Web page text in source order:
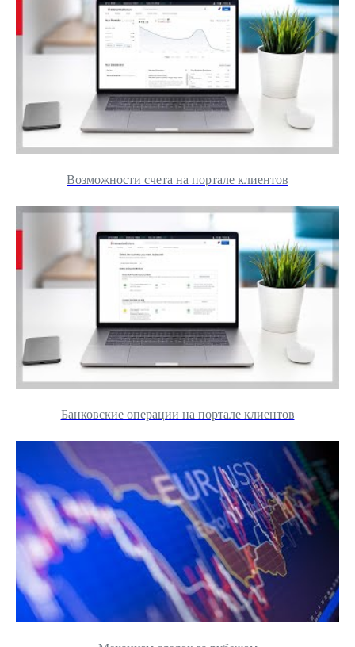
Возможности счета на портале клиентов
Банковские операции на портале клиентов